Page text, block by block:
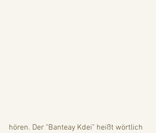
hören. Der "Banteay Kdei" heißt wörtlich